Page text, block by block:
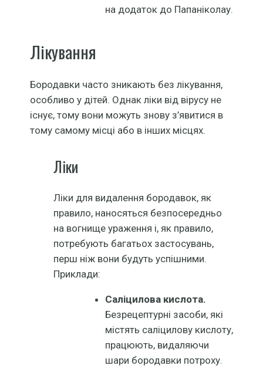
на додаток до Папаніколау.
Лікування
Бородавки часто зникають без лікування,
особливо у дітей. Однак ліки від вірусу не
існує, тому вони можуть знову з’явитися в
тому самому місці або в інших місцях.
Ліки
Ліки для видалення бородавок, як
правило, наносяться безпосередньо
на вогнище ураження і, як правило,
потребують багатьох застосувань,
перш ніж вони будуть успішними.
Приклади:
Саліцилова кислота.
Безрецептурні засоби, які
містять саліцилову кислоту,
працюють, видаляючи
шари бородавки потроху.